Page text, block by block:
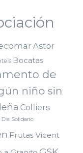
Astor
Bocatas
de
niño sin
Colliers
Dia Solidario
Frutas Vicent